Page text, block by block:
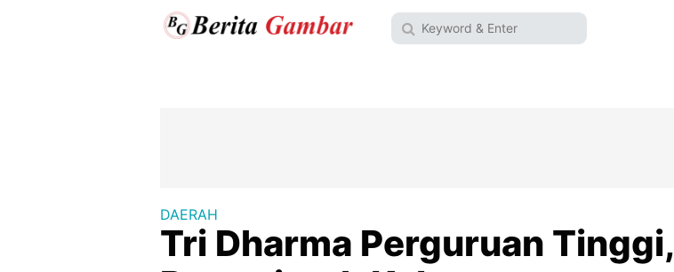
DAERAH
Tri Dharma Perguruan Tinggi,